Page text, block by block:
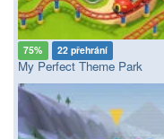
75% 22 přehrání
My Perfect Theme Park